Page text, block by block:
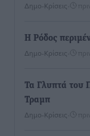
Δημο-Κρίσεις
Η Ρόδος
Δημο-Κρίσεις
Τα Γλυπτά του
Τραμπ
Δημο-Κρίσεις